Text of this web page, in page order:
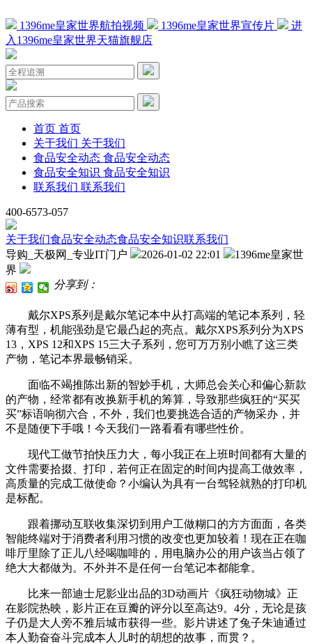
1396me皇家世界航拍视频 1396me皇家世界宣传片
进
入1396me皇家世界天猫旗舰店
首页 首页
关于我们 关于我们
食品安全动态 食品安全动态
食品安全知识 食品安全知识
联系我们 联系我们
400-6573-057
关于我们食品安全动态食品安全知识联系我们
导购_天极网_专业IT门户
2026-01-02 22:01
1396me皇家世
界
分享到：
戴尔XPS系列是戴尔笔记本中从打高端的笔记本系列，轻
薄有型，机能强劲是它最凸起的亮点。戴尔XPS系列分为XPS
13，XPS 12和XPS 15三大子系列，您可万万别小瞧了这三类
产物，笔记本界最畅销采。
面临不竭推陈出新的智妙手机，大师总会关心和偏心新款
的产物，经常都有改换新手机的筹算，导致那些疯狂的“买买
买”标语响彻六合，不外，我们也要挑选合适的产物采办，并
不是随便下手哦！今天我们一路看看有哪些性价。
现代工做节拍快压力大，每小我正在上班时间都有大量的
文件需要拾掇、打印，若何正在固定的时间内提高工做效率，
高质量的完成工做使命？小编认为具有一台驾轻就熟的打印机
是标配。
跟着挪动互联收集深切到用户工做糊口的方方面面，各类
智能终端对于消费者利用习惯的改变也更加较着！现在正在咖
啡厅里除了正儿八经喝咖啡的，用电脑办公的用户该当占领了
绝大大都做为。不外并不是任何一台笔记本都能拿。
比来一部迪士尼影业出品的3D动画片《疯狂动物城》正
在影院热映，影片正在豆瓣的评分以至高达9。4分，无论是孩
子仍是大人旁不雅后城市获得一些。影片讲述了兔子朱迪通过
本人勤奋奋斗完成本人儿时的胡想的故事，而贯？。